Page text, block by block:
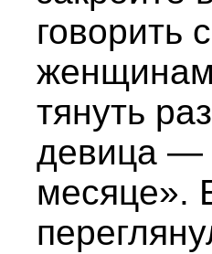
говорить
тянуть
девица —
месяце».